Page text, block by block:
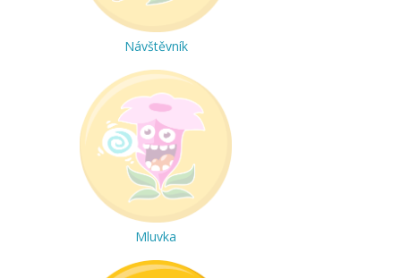
Návštěvník
Mluvka